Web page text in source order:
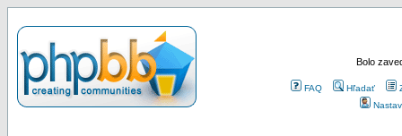
Bolo
FAQ Hľadať